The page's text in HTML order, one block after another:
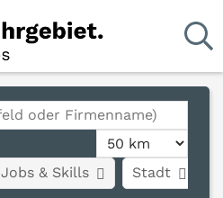
Stadt
Jobs & Skills